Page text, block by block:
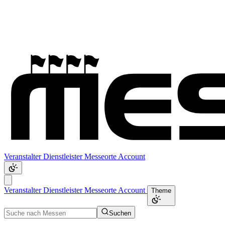
VeranstalterDienstleisterMesseorte Account
VeranstalterDienstleisterMesseorte Account Theme
Suchen